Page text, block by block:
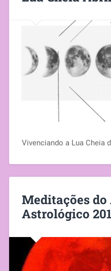
Vivenciando a Lua Cheia
Meditações
Astrológico